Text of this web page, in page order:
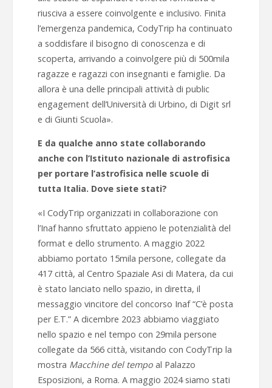
riusciva a essere coinvolgente e inclusivo. Finita
l’emergenza pandemica, CodyTrip ha continuato
a soddisfare il bisogno di conoscenza e di
scoperta, arrivando a coinvolgere più di 500mila
ragazze e ragazzi con insegnanti e famiglie. Da
allora è una delle principali attività di public
engagement dell’Università di Urbino, di Digit srl
e di Giunti Scuola».
E da qualche anno state collaborando
anche con l’Istituto nazionale di astrofisica
per portare l’astrofisica nelle scuole di
tutta Italia. Dove siete stati?
«I CodyTrip organizzati in collaborazione con
l’Inaf hanno sfruttato appieno le potenzialità del
format e dello strumento. A maggio 2022
abbiamo portato 15mila persone, collegate da
417 città, al Centro Spaziale Asi di Matera, da cui
è stato lanciato nello spazio, in diretta, il
messaggio vincitore del concorso Inaf “C’è posta
per E.T.” A dicembre 2023 abbiamo viaggiato
nello spazio e nel tempo con 29mila persone
collegate da 566 città, visitando con CodyTrip la
mostra Macchine del tempoal Palazzo
Esposizioni, a Roma. A maggio 2024siamo stati